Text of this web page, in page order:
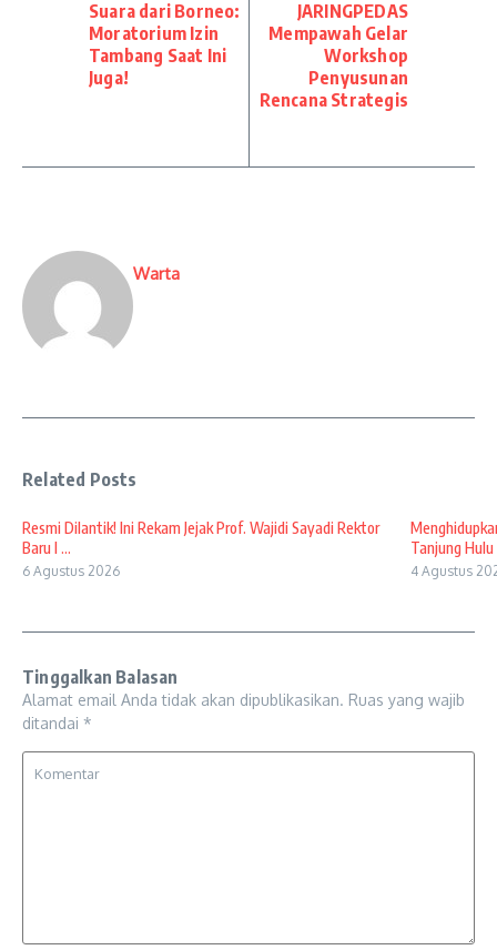
Suara dari Borneo:
Moratorium Izin
Tambang Saat Ini
Juga!
JARINGPEDAS
Mempawah Gelar
Workshop
Penyusunan
Rencana Strategis
Warta
Related Posts
Resmi Dilantik! Ini Rekam Jejak Prof. Wajidi Sayadi Rektor
Baru I ...
6 Agustus 2026
Tanjung Hulu
4 Agustus
Tinggalkan Balasan
Alamat email Anda tidak akan dipublikasikan. Ruas yang wajib
ditandai *